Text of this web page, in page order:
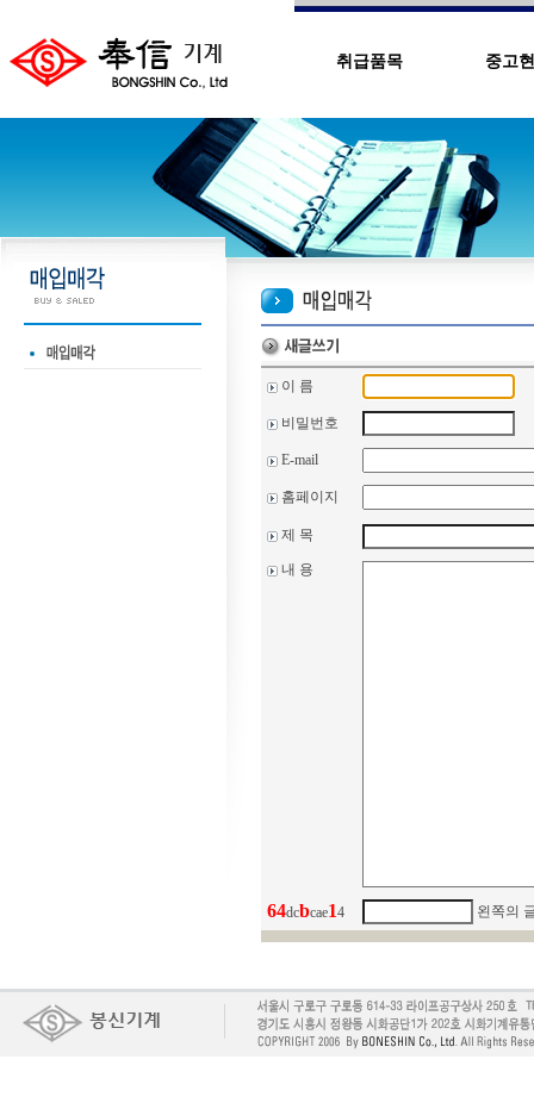
취급품목 중고
이 름
비밀번호
E-mail
홈페이지
제 목
내 용
64dcbcae14 왼쪽의